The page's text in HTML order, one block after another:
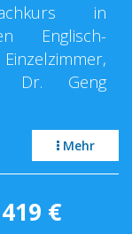
in
Englisch-
Dr. Geng
Mehr
€